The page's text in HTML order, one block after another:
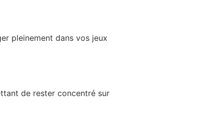
pleinement dans vos jeux
de rester concentré sur